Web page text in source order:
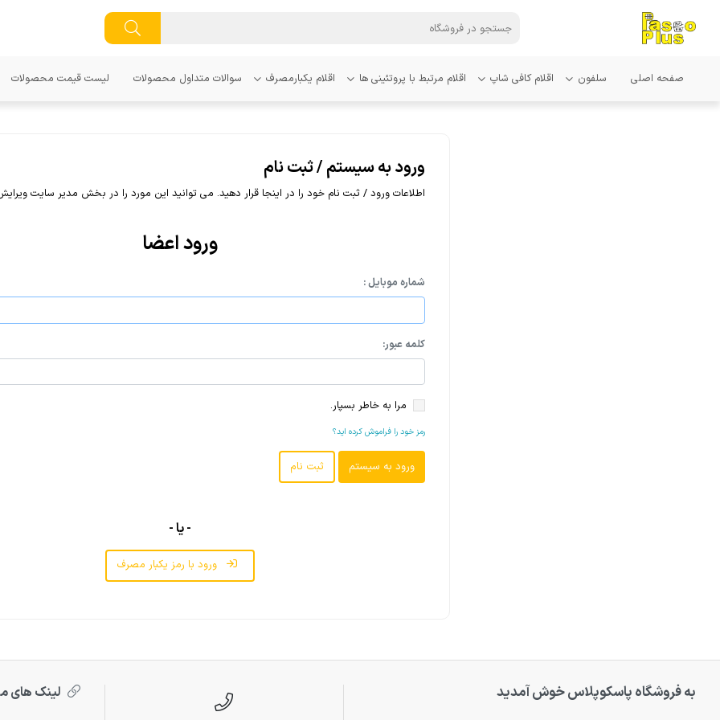
صفحه اصلی سلفون اقلام کافی شاپ اقلام مرتبط با پروتئینی ها اقلام یکبارمصرف سوالات متداول محصولات لیست قیمت محصولات
ورود به سیستم / ثبت نام
اطلاعات ورود / ثبت نام خود را در اینجا قرار دهید. می توانید این مورد را در بخش مدیر سایت
ورود اعضا
شماره موبایل :
کلمه عبور:
مرا به خاطر بسپار.
رمز خود را فراموش کرده اید؟
- یا -
ورود با رمز یکبار مصرف
به فروشگاه پاسکوپلاس خوش آمدید لینک های